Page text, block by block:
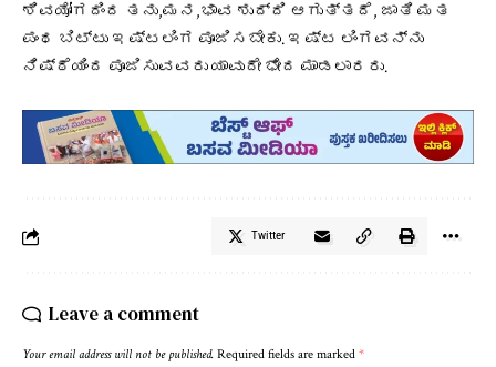
ಶಿವಯೋಗದಿಂದ ತನು,ಮನ,ಭಾವ ಶುದ್ದಿ ಆಗುತ್ತದೆ, ಜಾತಿ ಮತ
ಪಂಥ ಬಿಟ್ಟು ಇಷ್ಟಲಿಂಗ ಪೂಜಿಸಬೇಕು. ಇಷ್ಟ ಲಿಂಗವನ್ನು
ನಿಷ್ಠೆಯಿಂದ ಪೂಜಿಸುವವರು ಯಾವುದೇ ಭೇದ ಮಾಡಲಾರರು.
Twitter
Leave a comment
Your email address will not be published. Required fields are marked *